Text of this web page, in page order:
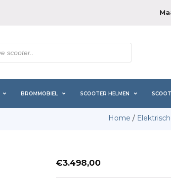
BROMMOBIEL SCOOTER HELMEN
Home /
€3.498,00